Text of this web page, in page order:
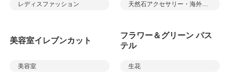
レディスファッション 天然石アクセサリー・海外雑貨
美容室イレブンカット
美容室
フラワー＆グリーン パス
テル
生花